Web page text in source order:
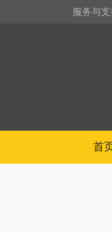
服务与
首